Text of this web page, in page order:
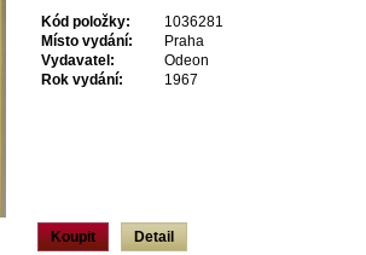
Kód položky:
1036281
Místo vydání:
Praha
Vydavatel:
Odeon
Rok vydání:
1967
Koupit Detail